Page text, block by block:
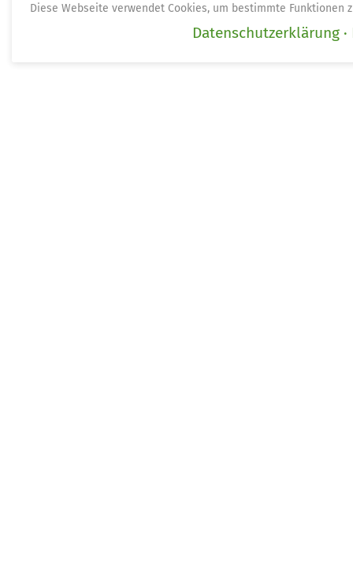
Diese Webseite verwendet Cookies, um bestimmte Funktionen
Datenschutzerklärung